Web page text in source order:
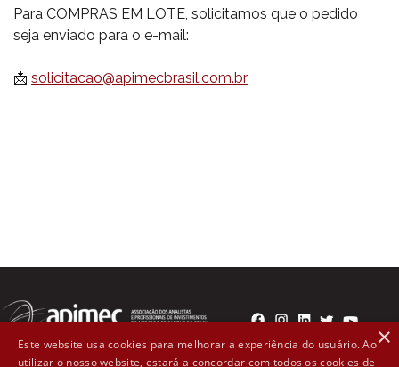
Para COMPRAS EM LOTE, solicitamos que o pedido
seja enviado para o e-mail:
📩 solicitacao@apimecbrasil.com.br
×
Este website usa cookies para melhorar a experiência do usuário. Ao
utilizar o nosso website, estará a concordar com todos os cookies de